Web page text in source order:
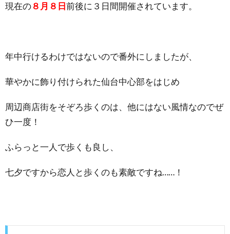
現在の８月８日前後に３日間開催されています。
年中行けるわけではないので番外にしましたが、
華やかに飾り付けられた仙台中心部をはじめ
周辺商店街をそぞろ歩くのは、他にはない風情なのでぜ
ひ一度！
ふらっと一人で歩くも良し、
七夕ですから恋人と歩くのも素敵ですね……！